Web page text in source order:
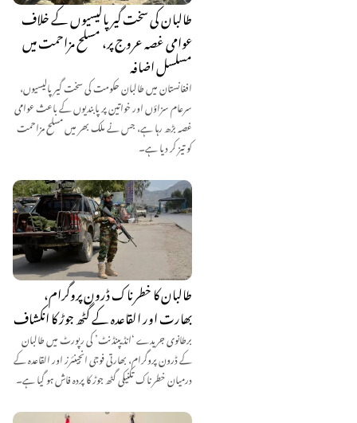
طالبان کی سخت گیر پالیسیوں کے خلاف
عوامی غصہ عروج پر، مسلح مزاحمت میں
مسلسل اضافہ
افغانستان میں طالبان حکومت کی سخت گیر پالیسیوں،
سرعام سزاؤں اور خواتین پر پابندیوں کے باعث عوامی
غصہ بڑھ رہا ہے، جس نے ملک بھر میں مسلح مزاحمت
کو تیز کر دیا ہے۔
طالبان کا خطرناک ڈرون پروگرام،
بھارت اور القاعدہ کے گٹھ جوڑ کا انکشاف
برطانوی جریدے ‘انڈیپنڈنٹ’ کی رپورٹ میں طالبان
کے ڈرون پروگرام، بھارتی فوجی انجینئرز اور القاعدہ کے
درمیان خطرناک تکنیکی گٹھ جوڑ کا پردہ فاش ہو گیا ہے۔